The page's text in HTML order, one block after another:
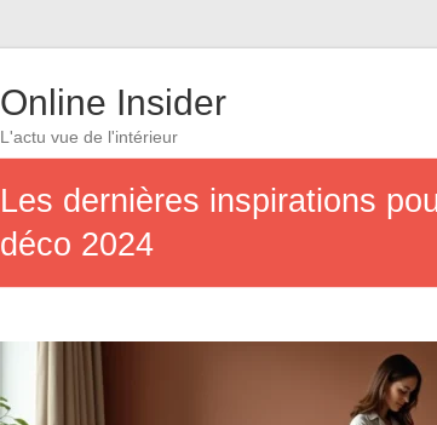
Online Insider
L'actu vue de l'intérieur
Les dernières inspirations
déco 2024